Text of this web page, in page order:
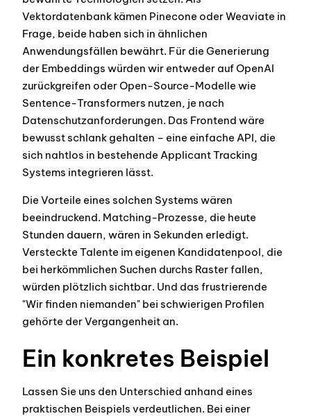
Vektordatenbank kämen Pinecone oder Weaviate in
Frage, beide haben sich in ähnlichen
Anwendungsfällen bewährt. Für die Generierung
der Embeddings würden wir entweder auf OpenAI
zurückgreifen oder Open-Source-Modelle wie
Sentence-Transformers nutzen, je nach
Datenschutzanforderungen. Das Frontend wäre
bewusst schlank gehalten – eine einfache API, die
sich nahtlos in bestehende Applicant Tracking
Systems integrieren lässt.
Die Vorteile eines solchen Systems wären
beeindruckend. Matching-Prozesse, die heute
Stunden dauern, wären in Sekunden erledigt.
Versteckte Talente im eigenen Kandidatenpool, die
bei herkömmlichen Suchen durchs Raster fallen,
würden plötzlich sichtbar. Und das frustrierende
"Wir finden niemanden" bei schwierigen Profilen
gehörte der Vergangenheit an.
Ein konkretes Beispiel
Lassen Sie uns den Unterschied anhand eines
praktischen Beispiels verdeutlichen. Bei einer